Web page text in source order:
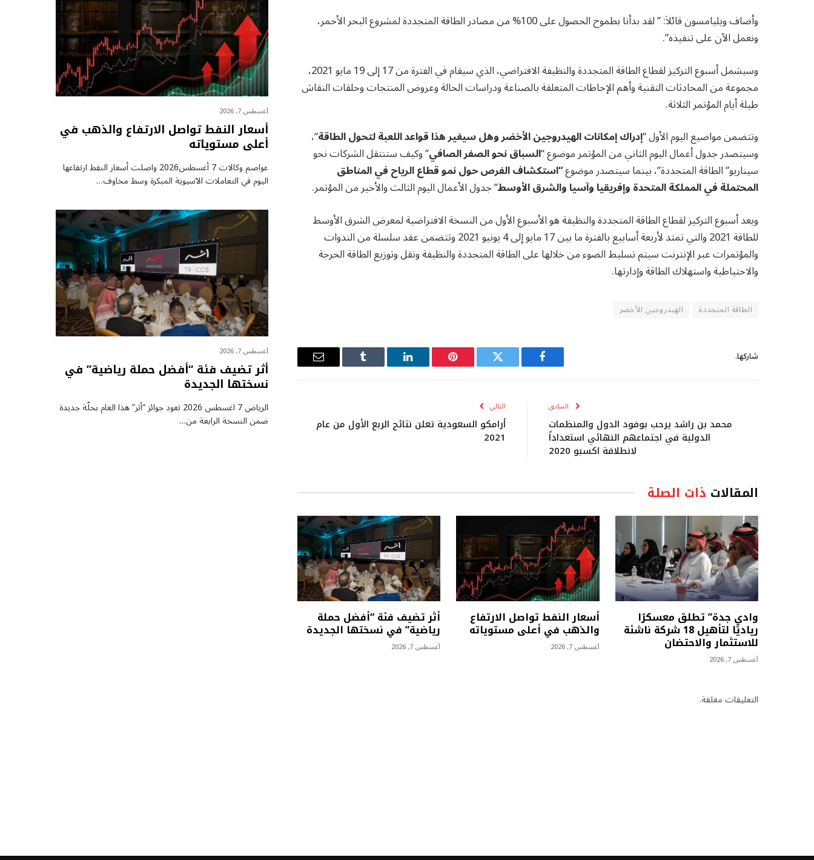
وأضاف ويليامسون قائلاَ: ” لقد بدأنا بطموح الحصول على 100% من مصادر الطاقة المتجددة لمشروع البحر الأحمر،
ونعمل الآن على تنفيذه”.
وسيشمل أسبوع التركيز لقطاع الطاقة المتجددة والنظيفة الافتراضي، الذي سيقام في الفترة من 17 إلى 19 مايو 2021،
مجموعة من المحادثات التقنية وأهم الإحاطات المتعلقة بالصناعة ودراسات الحالة وعروض المنتجات وحلقات النقاش
طيلة أيام المؤتمر الثلاثة.
وتتضمن مواضيع اليوم الأول “إدراك إمكانات الهيدروجين الأخضر وهل سيغير هذا قواعد اللعبة لتحول الطاقة“،
وسيتصدر جدول أعمال اليوم الثاني من المؤتمر موضوع “السباق نحو الصفر الصافي” وكيف ستنتقل الشركات نحو
سيناريو” الطاقة المتجددة”، بينما سيتصدر موضوع“استكشاف الفرص حول نمو قطاع الرياح في المناطق
المحتملة في المملكة المتحدة وإفريقيا وآسيا والشرق الأوسط” جدول الأعمال اليوم الثالث والأخير من المؤتمر.
ويعد أسبوع التركيز لقطاع الطاقة المتجددة والنظيفة هو الأسبوع الأول من النسخة الافتراضية لمعرض الشرق الأوسط
للطاقة 2021 والتي تمتد لأربعة أسابيع بالفترة ما بين 17 مايو إلى 4 يونيو 2021 وتتضمن عقد سلسلة من الندوات
والمؤتمرات عبر الإنترنت سيتم تسليط الضوء من خلالها على الطاقة المتجددة والنظيفة ونقل وتوزيع الطاقة الحرجة
والاحتياطية واستهلاك الطاقة وإدارتها.
الطاقة المتجددة الهيدروجين الأخضر
شاركها.
فيسبوك تويتر بينتيريستلينكدإن Tumblr
البريد
السابق
محمد بن راشد يرحب بوفود الدول والمنظمات
الدولية في اجتماعهم النهائي استعداداً
لانطلاقة اكسبو 2020
التالي
أرامكو السعودية تعلن نتائج الربع الأول من عام
2021
المقالات ذات الصلة
وادي جدة” تطلق معسكرًا
رياديًا لتأهيل 18 شركة ناشئة
للاستثمار والاحتضان
أغسطس 7, 2026
أسعار النفط تواصل الارتفاع
والذهب في أعلى مستوياته
أغسطس 7, 2026
أثر تضيف فئة “أفضل حملة
رياضية” في نسختها الجديدة
أغسطس 7, 2026
التعليقات مغلقة.
أغسطس 7, 2026
أسعار النفط تواصل الارتفاع والذهب في
أعلى مستوياته
عواصم وكالات 7 أغسطس2026 واصلت أسعار ⁠النفط ارتفاعها
اليوم في التعاملات الآسيوية المبكرة وسط مخاوف…
أغسطس 7, 2026
أثر تضيف فئة “أفضل حملة رياضية” في
نسختها الجديدة
الرياض 7 اغسطس 2026 تعود جوائز “أثر” هذا العام بحلّة جديدة
ضمن النسخة الرابعة من…